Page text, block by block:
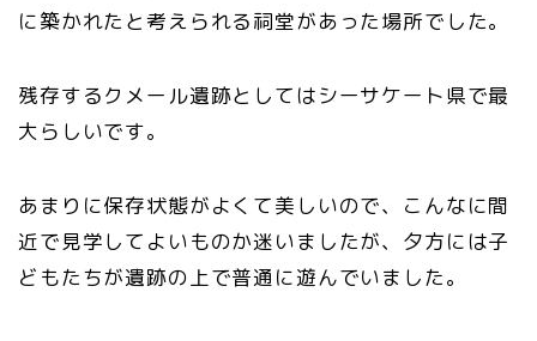
に築かれたと考えられる祠堂があった場所でした。
残存するクメール遺跡としてはシーサケート県で最
大らしいです。
あまりに保存状態がよくて美しいので、こんなに間
近で見学してよいものか迷いましたが、夕方には子
どもたちが遺跡の上で普通に遊んでいました。